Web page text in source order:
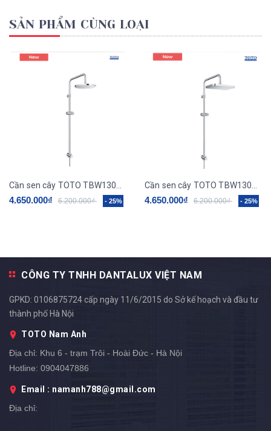
SẢN PHẨM CÙNG LOẠI
4.650.000₫ 6.200.000₫ - 25% 4.650.000₫ 6.200.000₫ - 25%
CÔNG TY TNHH DANTALUX VIỆT NAM
GPKD: 0106875724 cấp ngày 11/6/2015 do Sở kế hoạch và đầu tư
thành phố Hà Nội
TOTO Nam Anh
Địa chỉ: Khu 6 - trạm Trôi - Hoài Đức - Hà Nội
Hotline: 0904047886
Email : namanh788@gmail.com
Địa chỉ: